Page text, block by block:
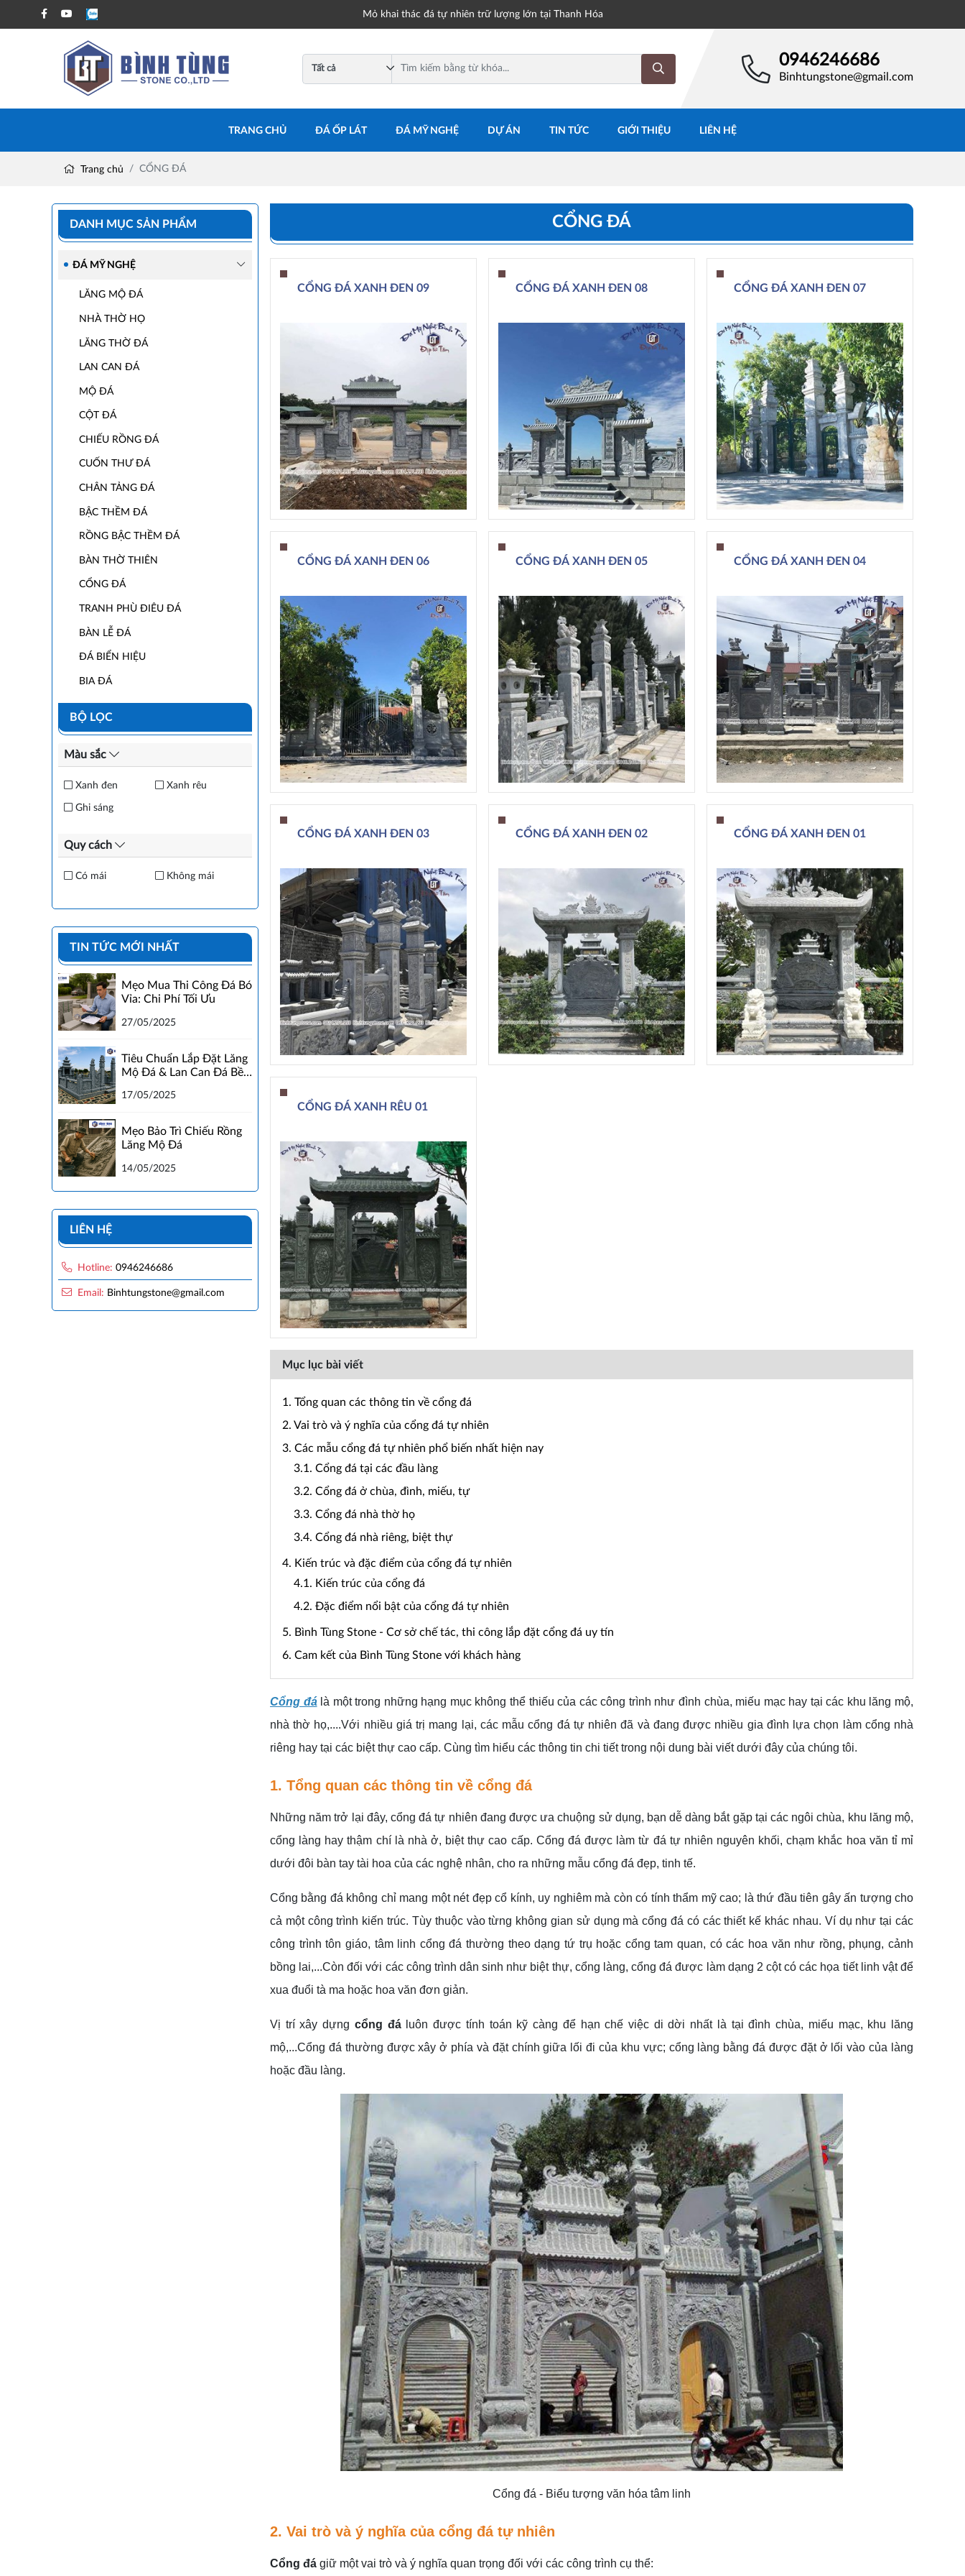
Mỏ khai thác đá tự nhiên trữ lượng lớn tại Thanh Hóa
0946246686
Binhtungstone@gmail.com
TRANG CHỦ ĐÁ ỐP LÁT ĐÁ MỸ NGHỆ DỰ ÁN TIN TỨC GIỚI THIỆU LIÊN HỆ
Trang chủ CỔNG ĐÁ
CỔNG ĐÁ
CỔNG ĐÁ XANH ĐEN 09 CỔNG ĐÁ XANH ĐEN 08 CỔNG ĐÁ XANH ĐEN 07
CỔNG ĐÁ XANH ĐEN 06 CỔNG ĐÁ XANH ĐEN 05 CỔNG ĐÁ XANH ĐEN 04
CỔNG ĐÁ XANH ĐEN 03 CỔNG ĐÁ XANH ĐEN 02 CỔNG ĐÁ XANH ĐEN 01
CỔNG ĐÁ XANH RÊU 01
Mục lục bài viết
1. Tổng quan các thông tin về cổng đá
2. Vai trò và ý nghĩa của cổng đá tự nhiên
3. Các mẫu cổng đá tự nhiên phổ biến nhất hiện nay
3.1. Cổng đá tại các đầu làng
3.2. Cổng đá ở chùa, đình, miếu, tự
3.3. Cổng đá nhà thờ họ
3.4. Cổng đá nhà riêng, biệt thự
4. Kiến trúc và đặc điểm của cổng đá tự nhiên
4.1. Kiến trúc của cổng đá
4.2. Đặc điểm nổi bật của cổng đá tự nhiên
5. Bình Tùng Stone - Cơ sở chế tác, thi công lắp đặt cổng đá uy tín
6. Cam kết của Bình Tùng Stone với khách hàng
Cổng đálà một trong những hạng mục không thể thiếu của các công trình như đình chùa, miếu mạc hay tại các khu lăng mộ,
nhà thờ họ,....Với nhiều giá trị mang lại, các mẫu cổng đá tự nhiên đã và đang được nhiều gia đình lựa chọn làm cổng nhà
riêng hay tại các biệt thự cao cấp. Cùng tìm hiểu các thông tin chi tiết trong nội dung bài viết dưới đây của chúng tôi.
1. Tổng quan các thông tin về cổng đá
Những năm trở lại đây, cổng đá tự nhiên đang được ưa chuộng sử dụng, bạn dễ dàng bắt gặp tại các ngôi chùa, khu lăng mộ,
cổng làng hay thậm chí là nhà ở, biệt thự cao cấp. Cổng đá được làm từ đá tự nhiên nguyên khối, chạm khắc hoa văn tỉ mỉ
dưới đôi bàn tay tài hoa của các nghệ nhân, cho ra những mẫu cổng đá đẹp, tinh tế.
Cổng bằng đá không chỉ mang một nét đẹp cổ kính, uy nghiêm mà còn có tính thẩm mỹ cao; là thứ đầu tiên gây ấn tượng cho
cả một công trình kiến trúc. Tùy thuộc vào từng không gian sử dụng mà cổng đá có các thiết kế khác nhau. Ví dụ như tại các
công trình tôn giáo, tâm linh cổng đá thường theo dạng tứ trụ hoặc cổng tam quan, có các hoa văn như rồng, phụng, cảnh
bồng lai,...Còn đối với các công trình dân sinh như biệt thự, cổng làng, cổng đá được làm dạng 2 cột có các họa tiết linh vật để
xua đuổi tà ma hoặc hoa văn đơn giản.
Vị trí xây dựng cổng đáluôn được tính toán kỹ càng để hạn chế việc di dời nhất là tại đình chùa, miếu mạc, khu lăng
mộ,...Cổng đá thường được xây ở phía và đặt chính giữa lối đi của khu vực; cổng làng bằng đá được đặt ở lối vào của làng
hoặc đầu làng.
Cổng đá - Biểu tượng văn hóa tâm linh
2. Vai trò và ý nghĩa của cổng đá tự nhiên
Cổng đá giữ một vai trò và ý nghĩa quan trọng đối với các công trình cụ thể:
DANH MỤC SẢN PHẨM
ĐÁ MỸ NGHỆ
LĂNG MỘ ĐÁ
NHÀ THỜ HỌ
LĂNG THỜ ĐÁ
LAN CAN ĐÁ
MỘ ĐÁ
CỘT ĐÁ
CHIẾU RỒNG ĐÁ
CUỐN THƯ ĐÁ
CHÂN TẢNG ĐÁ
BẬC THỀM ĐÁ
RỒNG BẬC THỀM ĐÁ
BÀN THỜ THIÊN
CỔNG ĐÁ
TRANH PHÙ ĐIÊU ĐÁ
BÀN LỄ ĐÁ
ĐÁ BIỂN HIỆU
BIA ĐÁ
BỘ LỌC
Màu sắc
Xanh đen Xanh rêu
Ghi sáng
Quy cách
Có mái Không mái
TIN TỨC MỚI NHẤT
Mẹo Mua Thi Công Đá Bó
Vỉa: Chi Phí Tối Ưu
27/05/2025
Tiêu Chuẩn Lắp Đặt Lăng
Mộ Đá & Lan Can Đá Bền
17/05/2025
Mẹo Bảo Trì Chiếu Rồng
Lăng Mộ Đá
14/05/2025
LIÊN HỆ
Hotline: 0946246686
Email: Binhtungstone@gmail.com